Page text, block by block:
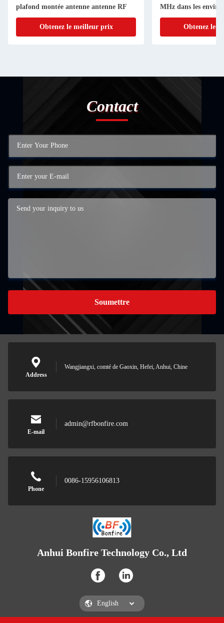
plafond montée antenne antenne RF
Obtenez le meilleur prix
MHz dans les
intérieurs
Obtenez le
Contact
Soumettre
Address
Wangjiangxi, comté de Gaoxin, Hefei, Anhui, Chine
E-mail
admin@rfbonfire.com
Phone
0086-15956106813
Anhui Bonfire Technology Co., Ltd